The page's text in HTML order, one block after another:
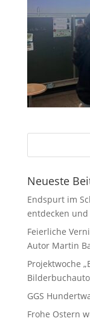
Neueste
Endspurt im
entdecken
Feierliche
Autor Martin
Projektwoche
GGS
Frohe Ostern